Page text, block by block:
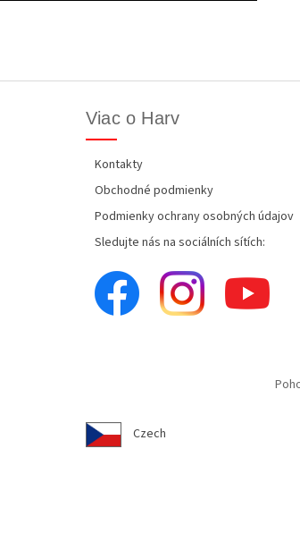
Viac o Harv
Kontakty
Obchodné podmienky
Podmienky ochrany osobných údajov
Sledujte nás na sociálních sítích:
Czech